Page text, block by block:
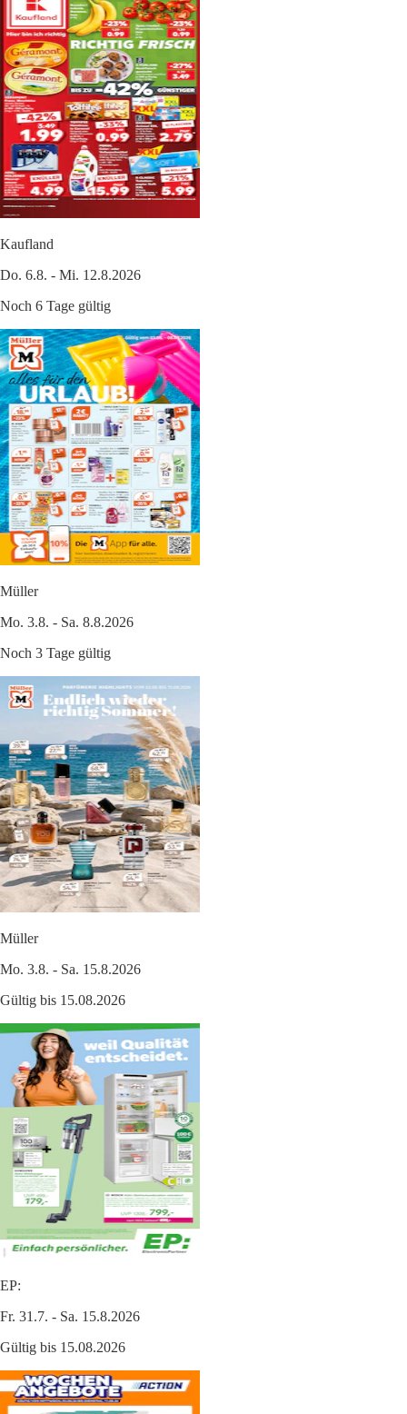
Kaufland
Do. 6.8. - Mi. 12.8.2026
Noch 6 Tage gültig
Müller
Mo. 3.8. - Sa. 8.8.2026
Noch 3 Tage gültig
Müller
Mo. 3.8. - Sa. 15.8.2026
Gültig bis 15.08.2026
EP:
Fr. 31.7. - Sa. 15.8.2026
Gültig bis 15.08.2026